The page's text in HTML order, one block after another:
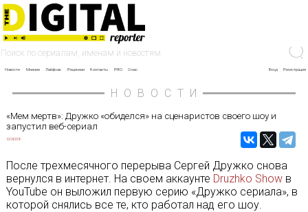
Новости Мнение Лайфхак Рецензии Контакты PRO О нас Вход Регистрация
НОВОСТИ
«Мем мертв»: Дружко «обиделся» на сценаристов своего шоу и
запустил веб-сериал
10/04/2018
После трехмесячного перерыва Сергей Дружко снова
вернулся в интернет. На своем аккаунте Druzhko Showв
YouTube он выложил первую серию «Дружко сериала», в
которой снялись все те, кто работал над его шоу.